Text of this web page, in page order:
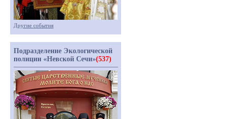
Другие события
Подразделение Экологической
полиции «Невской Сечи»(537)